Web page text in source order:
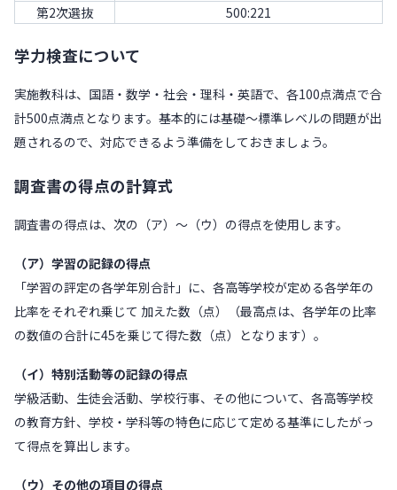
第2次選抜
500:221
学力検査について
実施教科は、国語・数学・社会・理科・英語で、各100点満点で合
計500点満点となります。基本的には基礎～標準レベルの問題が出
題されるので、対応できるよう準備をしておきましょう。
調査書の得点の計算式
調査書の得点は、次の（ア）～（ウ）の得点を使用します。
（ア）学習の記録の得点
「学習の評定の各学年別合計」に、各高等学校が定める各学年の
比率をそれぞれ乗じて 加えた数（点）（最高点は、各学年の比率
の数値の合計に45を乗じて得た数（点）となります）。
（イ）特別活動等の記録の得点
学級活動、生徒会活動、学校行事、その他について、各高等学校
の教育方針、学校・学科等の特色に応じて定める基準にしたがっ
て得点を算出します。
（ウ）その他の項目の得点